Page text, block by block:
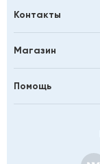
Контакты
Магазин
Помощь